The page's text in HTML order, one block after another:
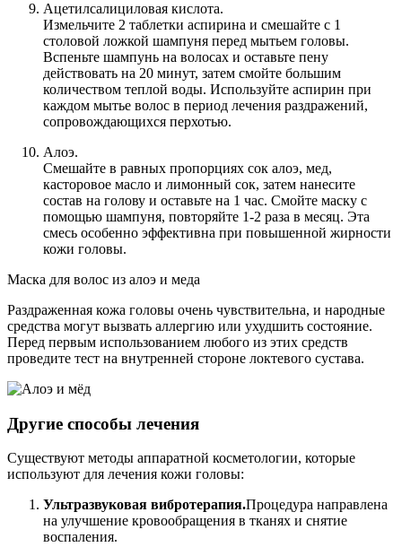
Ацетилсалициловая кислота.
Измельчите 2 таблетки аспирина и смешайте с 1
столовой ложкой шампуня перед мытьем головы.
Вспеньте шампунь на волосах и оставьте пену
действовать на 20 минут, затем смойте большим
количеством теплой воды. Используйте аспирин при
каждом мытье волос в период лечения раздражений,
сопровождающихся перхотью.
Алоэ.
Смешайте в равных пропорциях сок алоэ, мед,
касторовое масло и лимонный сок, затем нанесите
состав на голову и оставьте на 1 час. Смойте маску с
помощью шампуня, повторяйте 1-2 раза в месяц. Эта
смесь особенно эффективна при повышенной жирности
кожи головы.
Маска для волос из алоэ и меда
Раздраженная кожа головы очень чувствительна, и народные
средства могут вызвать аллергию или ухудшить состояние.
Перед первым использованием любого из этих средств
проведите тест на внутренней стороне локтевого сустава.
Другие способы лечения
Существуют методы аппаратной косметологии, которые
используют для лечения кожи головы:
Ультразвуковая вибротерапия.Процедура направлена
на улучшение кровообращения в тканях и снятие
воспаления.